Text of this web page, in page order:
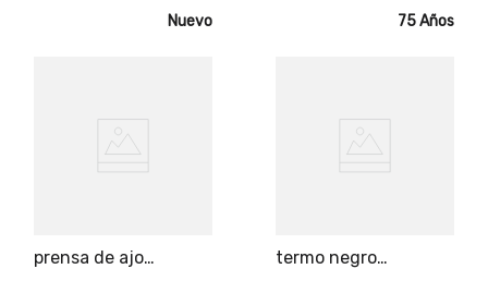
Nuevo
prensa de ajo
75 Años
termo negro